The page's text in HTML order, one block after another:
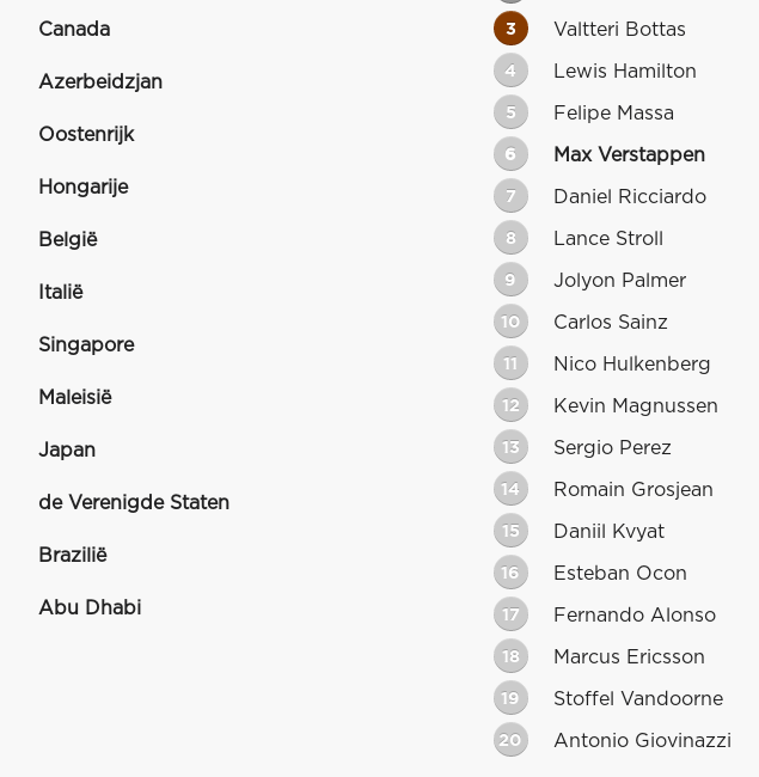
Canada
Azerbeidzjan
Oostenrijk
Hongarije
België
Italië
Singapore
Maleisië
Japan
de Verenigde Staten
Brazilië
Abu Dhabi
3 Valtteri Bottas
4 Lewis Hamilton
5 Felipe Massa
6 Max Verstappen
7 Daniel Ricciardo
8 Lance Stroll
9 Jolyon Palmer
10 Carlos Sainz
11 Nico Hulkenberg
12 Kevin Magnussen
13 Sergio Perez
14 Romain Grosjean
15 Daniil Kvyat
16 Esteban Ocon
17 Fernando Alonso
18 Marcus Ericsson
19 Stoffel Vandoorne
20 Antonio Giovinazzi